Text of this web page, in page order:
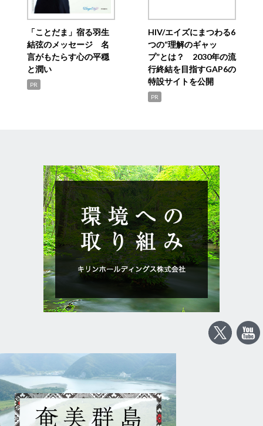
「ことだま」宿る羽生
結弦のメッセージ 名
言がもたらす心の平穏
と潤い
PR
HIV/エイズにまつわる6
つの“理解のギャッ
プ”とは？ 2030年の流
行終結を目指すGAP6の
特設サイトを公開
PR